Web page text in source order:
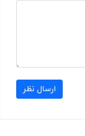
ارسال نظر